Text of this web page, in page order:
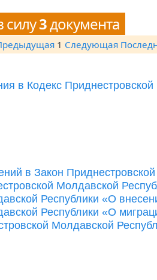
силу3документа
1 Следующая
в Кодекс
в Закон
Молдавской
Республики «О
Республики «О
Молдавской